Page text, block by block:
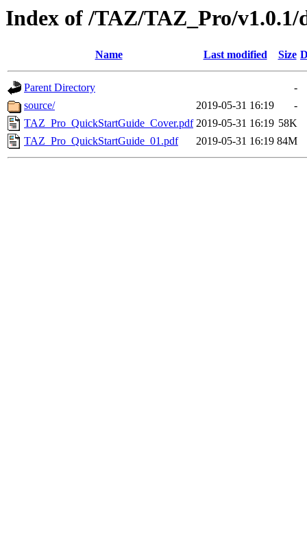
Index of /TAZ/TAZ_Pro/v1.0.1/
Name Last modified Size
Parent Directory
-
source/
2019-05-31 16:19
-
TAZ_Pro_QuickStartGuide_Cover.pdf 2019-05-31 16:19 58K
TAZ_Pro_QuickStartGuide_01.pdf
2019-05-31 16:19 84M